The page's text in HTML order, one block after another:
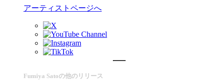
アーティストページへ
Fumiya Satoの他のリリース